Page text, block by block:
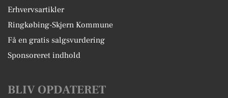
Erhvervsartikler
Ringkøbing-Skjern Kommune
Få en gratis salgsvurdering
Sponsoreret indhold
BLIV OPDATERET